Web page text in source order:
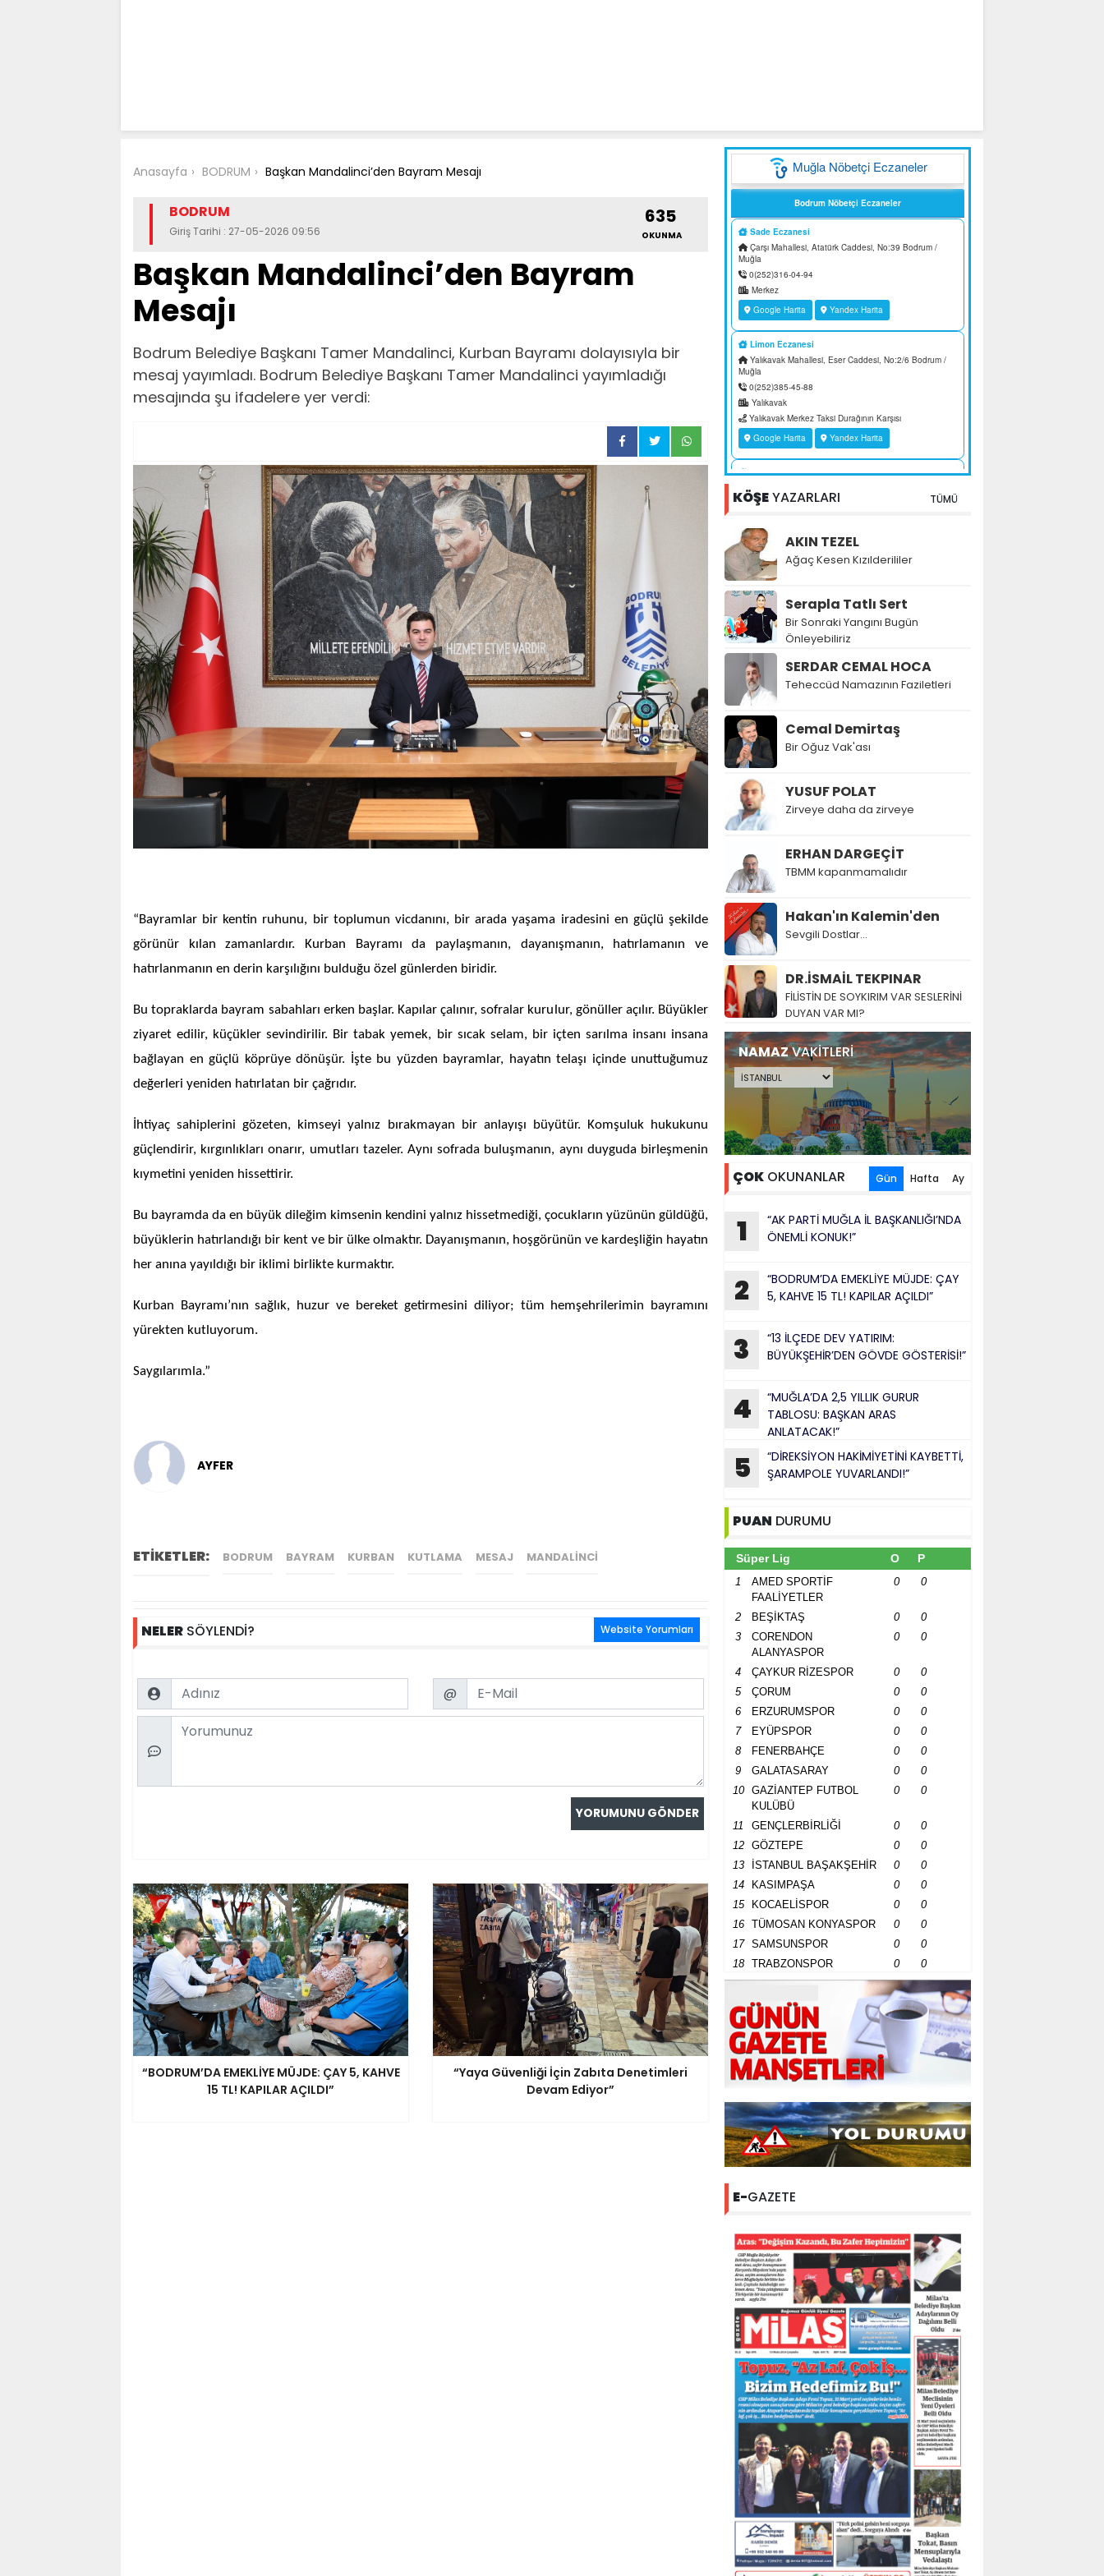
Anasayfa BODRUM Başkan Mandalinci’den Bayram Mesajı
BODRUM
Giriş Tarihi : 27-05-2026 09:56
635
OKUNMA
Başkan Mandalinci’den Bayram
Mesajı
Bodrum Belediye Başkanı Tamer Mandalinci, Kurban Bayramı dolayısıyla bir
mesaj yayımladı. Bodrum Belediye Başkanı Tamer Mandalinci yayımladığı
mesajında şu ifadelere yer verdi:
“Bayramlar bir kentin ruhunu, bir toplumun vicdanını, bir arada yaşama iradesini en güçlü şekilde
görünür kılan zamanlardır. Kurban Bayramı da paylaşmanın, dayanışmanın, hatırlamanın ve
hatırlanmanın en derin karşılığını bulduğu özel günlerden biridir.
Bu topraklarda bayram sabahları erken başlar. Kapılar çalınır, sofralar kurulur, gönüller açılır. Büyükler
ziyaret edilir, küçükler sevindirilir. Bir tabak yemek, bir sıcak selam, bir içten sarılma insanı insana
bağlayan en güçlü köprüye dönüşür. İşte bu yüzden bayramlar, hayatın telaşı içinde unuttuğumuz
değerleri yeniden hatırlatan bir çağrıdır.
İhtiyaç sahiplerini gözeten, kimseyi yalnız bırakmayan bir anlayışı büyütür. Komşuluk hukukunu
güçlendirir, kırgınlıkları onarır, umutları tazeler. Aynı sofrada buluşmanın, aynı duyguda birleşmenin
kıymetini yeniden hissettirir.
Bu bayramda da en büyük dileğim kimsenin kendini yalnız hissetmediği, çocukların yüzünün güldüğü,
büyüklerin hatırlandığı bir kent ve bir ülke olmaktır. Dayanışmanın, hoşgörünün ve kardeşliğin hayatın
her anına yayıldığı bir iklimi birlikte kurmaktır.
Kurban Bayramı’nın sağlık, huzur ve bereket getirmesini diliyor; tüm hemşehrilerimin bayramını
yürekten kutluyorum.
Saygılarımla.”
AYFER
ETİKETLER: BODRUM BAYRAM KURBAN KUTLAMA MESAJ MANDALINCI
NELER SÖYLENDİ? Website Yorumları
Name Email
@
Comment
“BODRUM’DA EMEKLİYE MÜJDE: ÇAY 5, KAHVE
15 TL! KAPILAR AÇILDI”
“Yaya Güvenliği İçin Zabıta Denetimleri
Devam Ediyor”
KÖŞEYAZARLARI TÜMÜ
AKIN TEZEL
Ağaç Kesen Kızılderililer
Serapla Tatlı Sert
Bir Sonraki Yangını Bugün
Önleyebiliriz
SERDAR CEMAL HOCA
Teheccüd Namazının Faziletleri
Cemal Demirtaş
Bir Oğuz Vak'ası
YUSUF POLAT
Zirveye daha da zirveye
ERHAN DARGEÇİT
TBMM kapanmamalıdır
Hakan'ın Kalemin'den
Sevgili Dostlar...
DR.İSMAİL TEKPINAR
FİLİSTİN DE SOYKIRIM VAR SESLERİNİ
DUYAN VAR MI?
NAMAZVAKİTLERİ
ÇOK OKUNANLAR Gün Hafta Ay
1
“AK PARTİ MUĞLA İL BAŞKANLIĞI’NDA
ÖNEMLİ KONUK!”
2
“BODRUM’DA EMEKLİYE MÜJDE: ÇAY
5, KAHVE 15 TL! KAPILAR AÇILDI”
3
“13 İLÇEDE DEV YATIRIM:
BÜYÜKŞEHİR’DEN GÖVDE GÖSTERİSİ!”
4
“MUĞLA’DA 2,5 YILLIK GURUR
TABLOSU: BAŞKAN ARAS
ANLATACAK!”
5
“DİREKSİYON HAKİMİYETİNİ KAYBETTİ,
ŞARAMPOLE YUVARLANDI!”
PUAN DURUMU
Süper Lig O P
1
AMED SPORTİF
FAALİYETLER
0 0
2 BEŞİKTAŞ 0
0
3
CORENDON
ALANYASPOR
0 0
4 ÇAYKUR RİZESPOR 0
0
5
ÇORUM 0
0
6
ERZURUMSPOR 0
0
7
EYÜPSPOR 0
0
8
FENERBAHÇE 0
0
9
GALATASARAY 0
0
10
GAZİANTEP FUTBOL
KULÜBÜ
0 0
11 GENÇLERBİRLİĞİ 0
0
12
GÖZTEPE 0
0
13
İSTANBUL BAŞAKŞEHİR 0
0
14
KASIMPAŞA 0
0
15
KOCAELİSPOR 0
0
16
TÜMOSAN KONYASPOR 0
0
17
SAMSUNSPOR 0
0
18
TRABZONSPOR 0 0
E-GAZETE